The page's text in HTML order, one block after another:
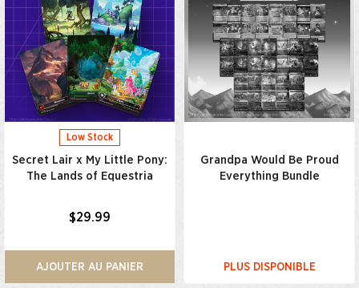
Low Stock
Secret Lair x My Little Pony:
The Lands of Equestria
$29.99
AJOUTER AU PANIER
Grandpa Would Be Proud
Everything Bundle
PLUS DISPONIBLE